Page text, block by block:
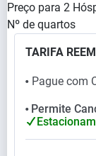
Preço para 2
Nº de quartos
TARIFA
⬤ Pague com
⬤ Permite